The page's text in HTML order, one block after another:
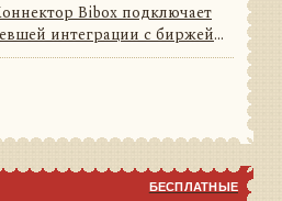
Bibox подключает
интеграции с биржей
Он переводит данные и
в единую модель сообщений
БЕСПЛАТНЫЕ